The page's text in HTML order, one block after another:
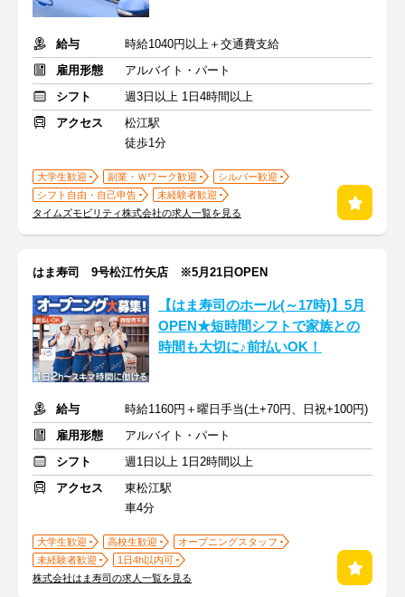
給与
時給1040円以上＋交通費支給
雇用形態
アルバイト・パート
シフト
週3日以上 1日4時間以上
アクセス
松江駅
徒歩1分
大学生歓迎 副業・Ｗワーク歓迎
シルバー歓迎
シフト自由・自己申告
未経験者歓迎
タイムズモビリティ株式会社の求人一覧を見る
はま寿司 9号松江竹矢店 ※5月21日OPEN
【はま寿司のホール(～17時)】5月
OPEN★短時間シフトで家族との
時間も大切に♪前払いOK！
給与
時給1160円＋曜日手当(土+70円、日祝+100円)
雇用形態
アルバイト・パート
シフト
週1日以上 1日2時間以上
アクセス
東松江駅
車4分
大学生歓迎 高校生歓迎
オープニングスタッフ
未経験者歓迎
1日4h以内可
株式会社はま寿司の求人一覧を見る